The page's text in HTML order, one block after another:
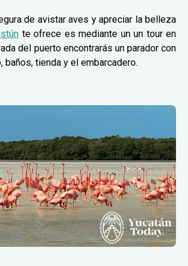
de avistar aves y apreciar la belleza
te ofrece es mediante un un tour en
del puerto encontrarás un parador con
baños, tienda y el embarcadero.